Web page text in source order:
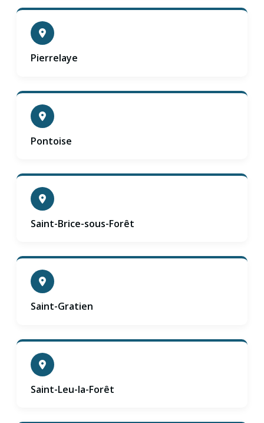
Pierrelaye
Pontoise
Saint-Brice-sous-Forêt
Saint-Gratien
Saint-Leu-la-Forêt